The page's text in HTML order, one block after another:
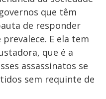
que têm
de responder
E ela tem
que é a
assassinatos se
sem requinte de